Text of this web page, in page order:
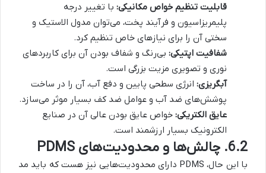
قابلیت تنظیم خواص مکانیکی: با تغییر درجه
پلیمریزاسیون و فرآیند پخت، می‌توان مدول الاستیک و
سختی آن را برای نیازهای خاص تنظیم کرد.
شفافیت اپتیکی: بی‌رنگ و شفاف بودن آن برای کاربردهای
نوری و تصویری مزیت بزرگی است.
آبگریزی: انرژی سطحی پایین و دفع آب، آن را در ساخت
پوشش‌های ضد آب و عوامل ضد کف بسیار موثر می‌سازد.
عایق الکتریکی: خواص عایق بودن عالی آن در صنایع
الکترونیک بسیار ارزشمند است.
6.2. چالش‌ها و محدودیت‌های PDMS
با این حال، PDMS دارای محدودیت‌هایی نیز هست که باید مد